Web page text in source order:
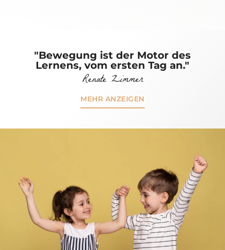
"Bewegung ist der Motor des
Lernens, vom ersten Tag an."
Renate Zimmer
MEHR ANZEIGEN